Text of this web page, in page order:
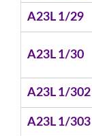
A23L 1/29
A23L 1/30
A23L 1/302
A23L 1/303